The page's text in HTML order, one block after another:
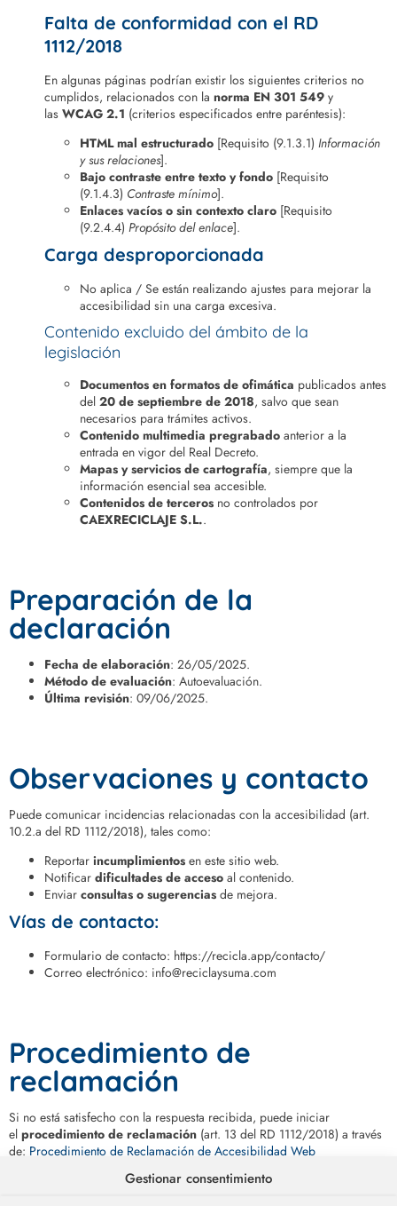
Gestionar consentimiento
Falta de conformidad con el RD
1112/2018
En algunas páginas podrían existir los siguientes criterios no
cumplidos, relacionados con la norma EN 301 549 y
las WCAG 2.1 (criterios especificados entre paréntesis):
HTML mal estructurado [Requisito (9.1.3.1) Información
y sus relaciones].
Bajo contraste entre texto y fondo [Requisito
(9.1.4.3) Contraste mínimo].
Enlaces vacíos o sin contexto claro [Requisito
(9.2.4.4) Propósito del enlace].
Carga desproporcionada
No aplica / Se están realizando ajustes para mejorar la
accesibilidad sin una carga excesiva.
Contenido excluido del ámbito de la
legislación
Documentos en formatos de ofimática publicados antes
del 20 de septiembre de 2018, salvo que sean
necesarios para trámites activos.
Contenido multimedia pregrabado anterior a la
entrada en vigor del Real Decreto.
Mapas y servicios de cartografía, siempre que la
información esencial sea accesible.
Contenidos de terceros no controlados por
CAEXRECICLAJE S.L..
Preparación de la
declaración
Fecha de elaboración: 26/05/2025.
Método de evaluación: Autoevaluación.
Última revisión: 09/06/2025.
Observaciones y contacto
Puede comunicar incidencias relacionadas con la accesibilidad (art.
10.2.a del RD 1112/2018), tales como:
Reportar incumplimientos en este sitio web.
Notificar dificultades de acceso al contenido.
Enviar consultas o sugerencias de mejora.
Vías de contacto:
Formulario de contacto: https://recicla.app/contacto/
Correo electrónico: info@reciclaysuma.com
Procedimiento de
reclamación
Si no está satisfecho con la respuesta recibida, puede iniciar
el procedimiento de reclamación (art. 13 del RD 1112/2018) a través
de: Procedimiento de Reclamación de Accesibilidad Web